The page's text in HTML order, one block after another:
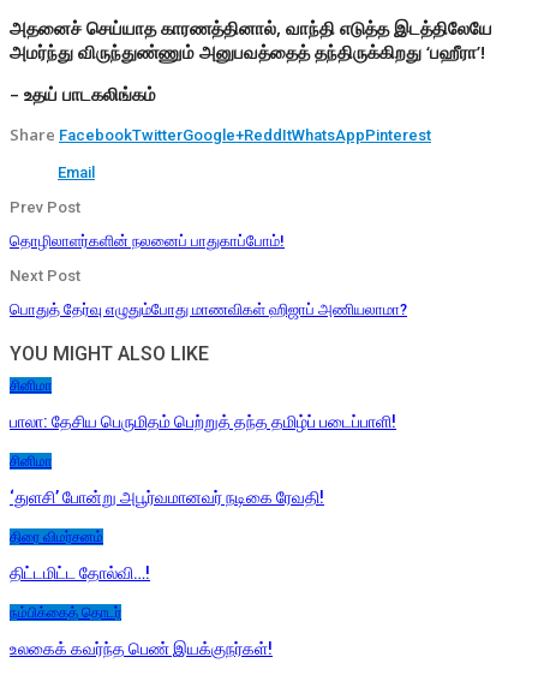
அதனைச் செய்யாத காரணத்தினால், வாந்தி எடுத்த இடத்திலேயே
அமர்ந்து விருந்துண்ணும் அனுபவத்தைத் தந்திருக்கிறது ‘பஹீரா’!
– உதய் பாடகலிங்கம்
Share FacebookTwitterGoogle+ReddItWhatsAppPinterest
Email
Prev Post
தொழிலாளர்களின் நலனைப் பாதுகாப்போம்!
Next Post
பொதுத் தேர்வு எழுதும்போது மாணவிகள் ஹிஜாப் அணியலாமா?
YOU MIGHT ALSO LIKE
சினிமா
பாலா: தேசிய பெருமிதம் பெற்றுத் தந்த தமிழ்ப் படைப்பாளி!
சினிமா
‘துளசி’ போன்று அபூர்வமானவர் நடிகை ரேவதி!
திரை விமர்சனம்
திட்டமிட்ட தோல்வி…!
நம்பிக்கைத் தொடர்
உலகைக் கவர்ந்த பெண் இயக்குநர்கள்!